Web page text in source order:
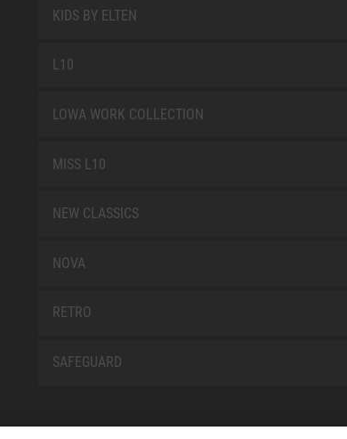
KIDS BY ELTEN
L10
LOWA WORK COLLECTION
MISS L10
NEW CLASSICS
NOVA
RETRO
SAFEGUARD